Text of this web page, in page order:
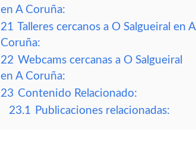
en A Coruña:
21 Talleres cercanos a O Salgueiral en A
Coruña:
22 Webcams cercanas a O Salgueiral
en A Coruña:
23 Contenido Relacionado:
23.1 Publicaciones relacionadas: